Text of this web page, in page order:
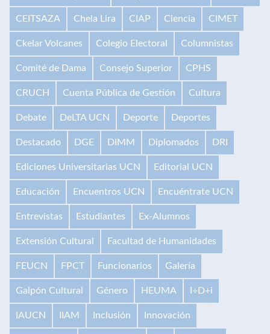
CEITSAZA Chela Lira CIAP Ciencia CIMET
Ckelar Volcanes Colegio Electoral Columnistas
Comité de Dama Consejo Superior CPHS
CRUCH Cuenta Pública de Gestión Cultura
Debate DeLTA UCN Deporte Deportes
Destacado DGE DIMM Diplomados DRI
Ediciones Universitarias UCN Editorial UCN
Educación Encuentros UCN Encuéntrate UCN
Entrevistas Estudiantes Ex-Alumnos
Extensión Cultural Facultad de Humanidades
FEUCN FPCT Funcionarios Galería
Galpón Cultural Género HEUMA I+D+i
IAUCN IIAM Inclusión Innovación